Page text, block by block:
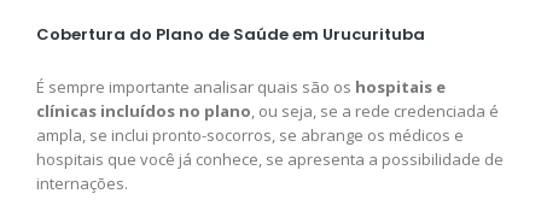
Cobertura do Plano de Saúde em Urucurituba
É sempre importante analisar quais são os hospitais e
clínicas incluídos no plano, ou seja, se a rede credenciada é
ampla, se inclui pronto-socorros, se abrange os médicos e
hospitais que você já conhece, se apresenta a possibilidade de
internações.